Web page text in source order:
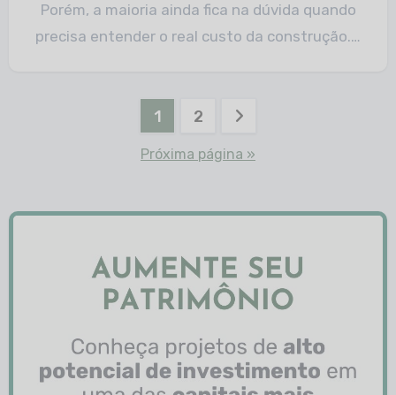
Porém, a maioria ainda fica na dúvida quando
precisa entender o real custo da construção.…
1 2
Próxima página »